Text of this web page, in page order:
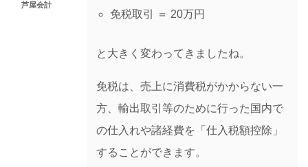
芦屋会計
免税取引 ＝ 20万円
と大きく変わってきましたね。
免税は、売上に消費税がかからない一
方、輸出取引等のために行った国内で
の仕入れや諸経費を「仕入税額控除」
することができます。